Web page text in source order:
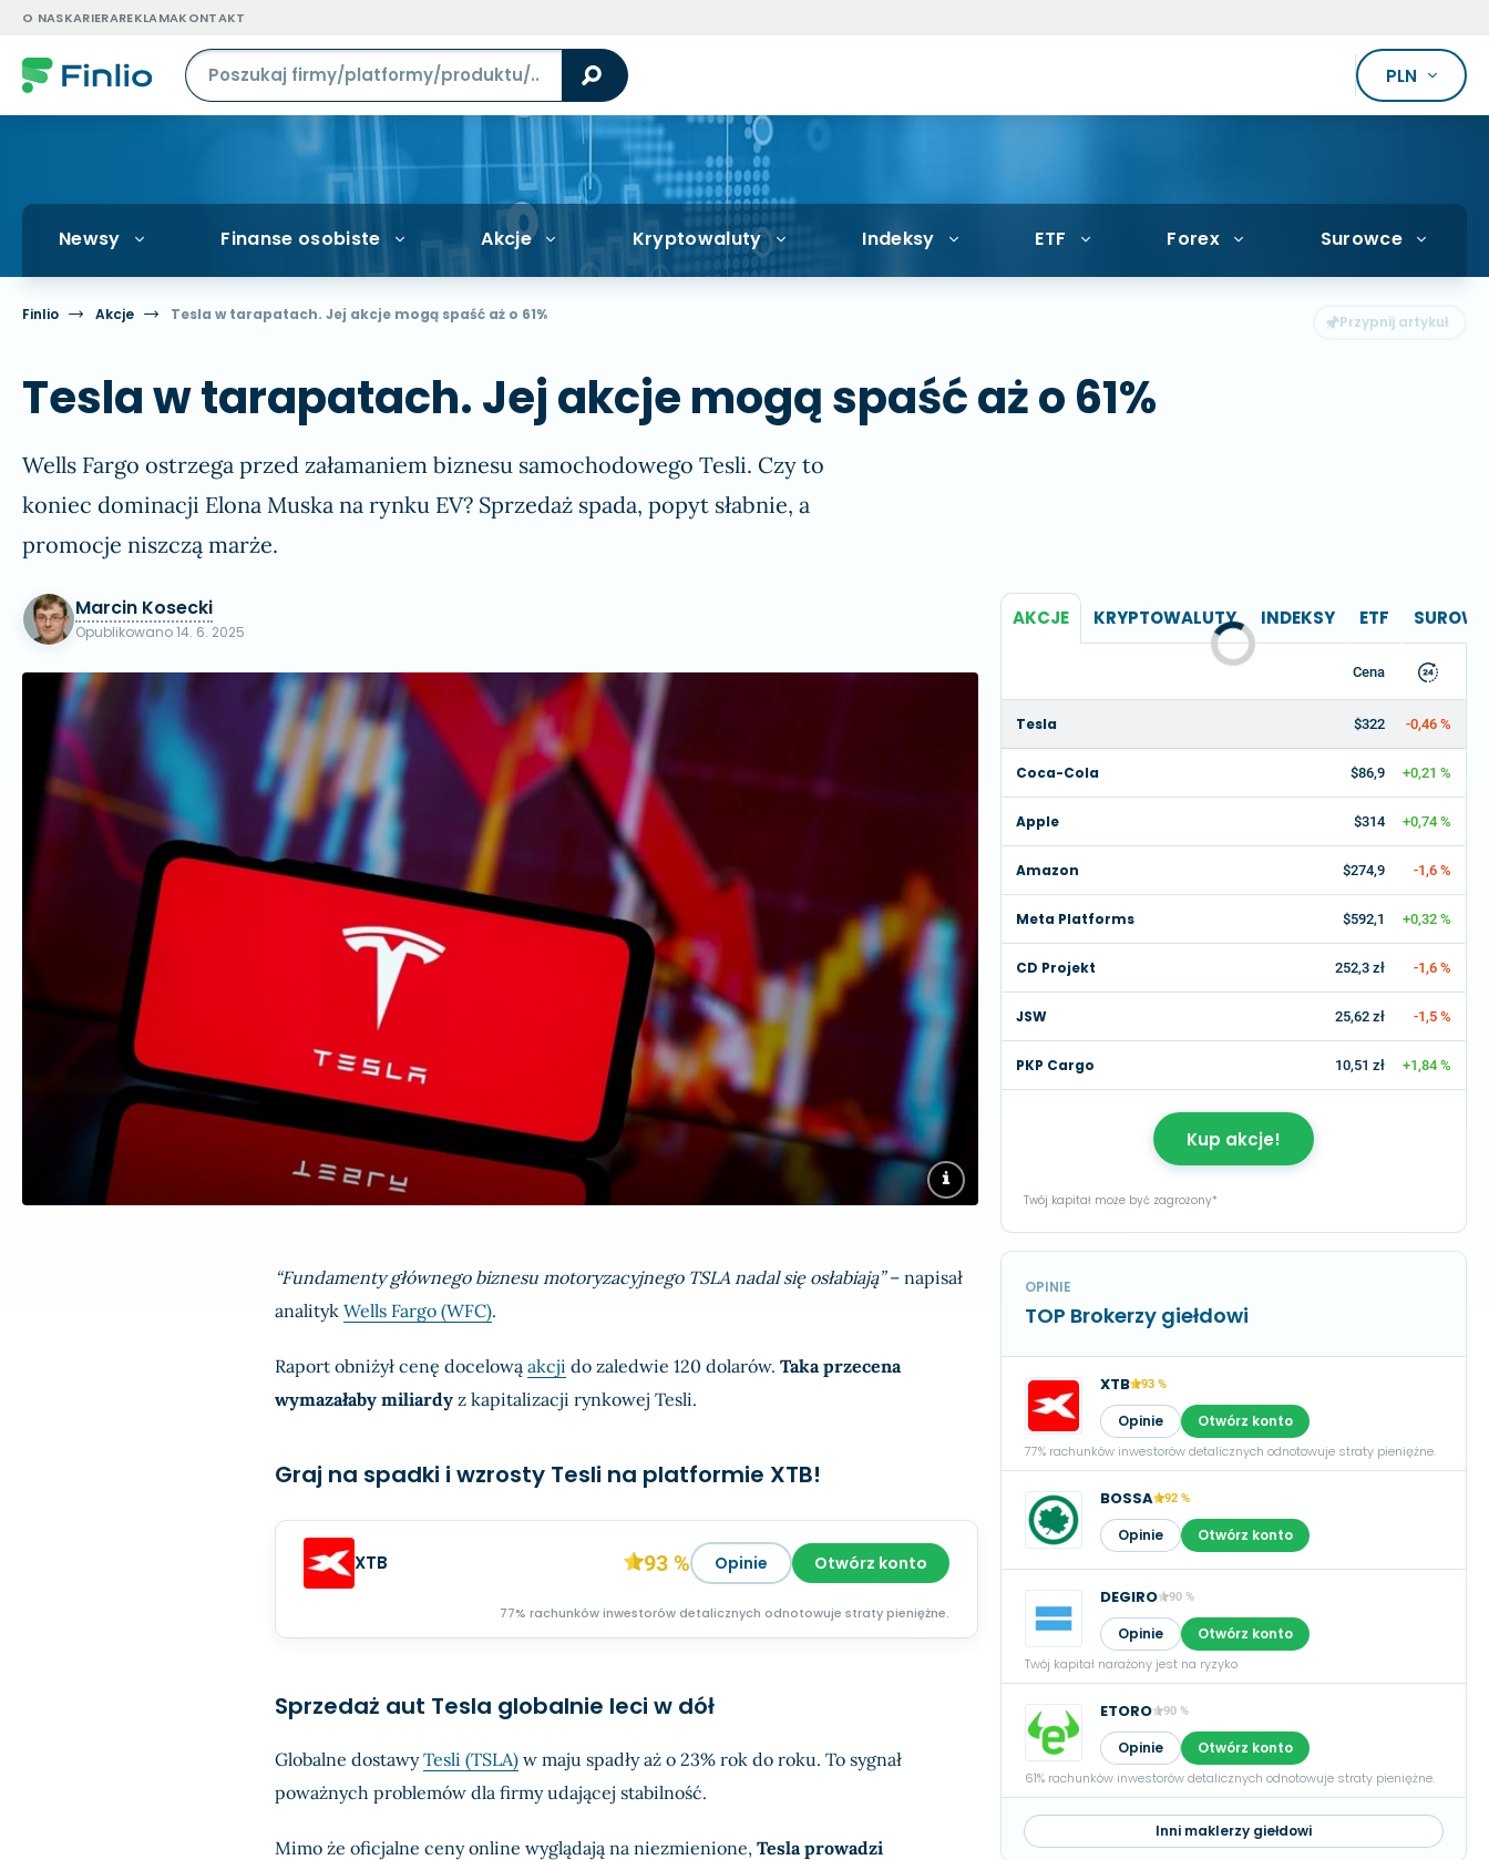
O NASKARIERAREKLAMAKONTAKT
PLN
Newsy Finanse osobiste Akcje Kryptowaluty Indeksy ETF Forex Surowce
Finlio Akcje Tesla w tarapatach. Jej akcje mogą spaść aż o 61%
Tesla w tarapatach. Jej akcje mogą spaść aż o 61%
Wells Fargo ostrzega przed załamaniem biznesu samochodowego Tesli. Czy to
koniec dominacji Elona Muska na rynku EV? Sprzedaż spada, popyt słabnie, a
promocje niszczą marże.
Marcin Kosecki
Opublikowano14. 6. 2025
“Fundamenty głównego biznesu motoryzacyjnego TSLA nadal się osłabiają”– napisał
analityk Wells Fargo (WFC).
Raport obniżył cenę docelową akcji do zaledwie 120 dolarów. Taka przecena
wymazałaby miliardy z kapitalizacji rynkowej Tesli.
Graj na spadki i wzrosty Tesli na platformie XTB!
XTB 93 % Opinie Otwórz konto
77% rachunków inwestorów detalicznych odnotowuje straty pieniężne.
Sprzedaż aut Tesla globalnie leci w dół
Globalne dostawyTesli (TSLA)w maju spadły aż o 23% rok do roku. To sygnał
poważnych problemów dla firmy udającej stabilność.
Mimo że oficjalne ceny online wyglądają na niezmienione, Tesla prowadzi
AKCJE KRYPTOWALUTY INDEKSY ETF
Cena
Tesla $322 -0,46 %
Coca-Cola $86,9 +0,21 %
Apple $314 +0,74 %
Amazon $274,9 -1,6 %
Meta Platforms $592,1 +0,32 %
CD Projekt 252,3 zł -1,6 %
JSW 25,62 zł -1,5 %
PKP Cargo 10,51 zł +1,84 %
Kup akcje!
Twój kapitał może być zagrożony*
OPINIE
TOP Brokerzy giełdowi
XTB 93 %
Opinie Otwórz konto
77% rachunków inwestorów detalicznych odnotowuje straty pieniężne.
BOSSA 92 %
Opinie Otwórz konto
DEGIRO 90 %
Opinie Otwórz konto
Twój kapitał narażony jest na ryzyko
ETORO 90 %
Opinie Otwórz konto
61% rachunków inwestorów detalicznych odnotowuje straty pieniężne.
Inni maklerzy giełdowi